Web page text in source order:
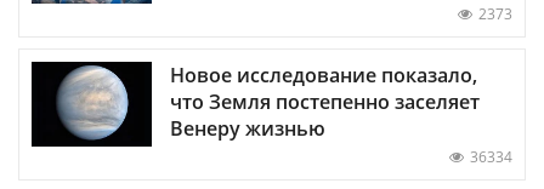
2373
Новое исследование показало,
что Земля постепенно заселяет
Венеру жизнью
36334